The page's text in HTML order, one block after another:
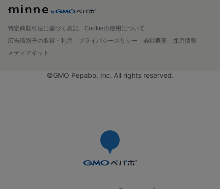
特定商取引法に基づく表記
Cookieの使用について
広告識別子の取得・利用
プライバシーポリシー 会社概要
採用情報
メディアキット
©GMO Pepabo, Inc. All rights reserved.